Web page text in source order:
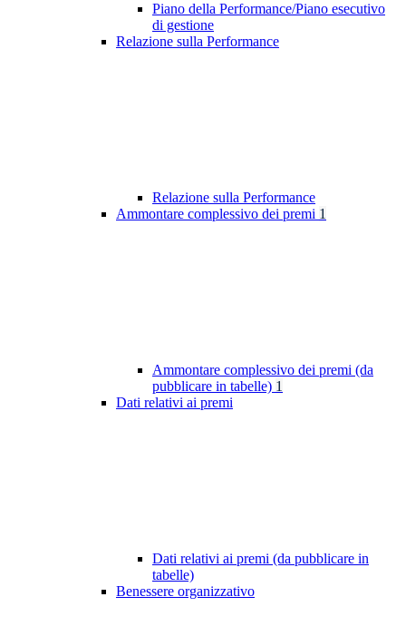
Piano della Performance/Piano esecutivo
di gestione
Relazione sulla Performance
Relazione sulla Performance
Ammontare complessivo dei premi 1
Ammontare complessivo dei premi (da
pubblicare in tabelle) 1
Dati relativi ai premi
Dati relativi ai premi (da pubblicare in
tabelle)
Benessere organizzativo